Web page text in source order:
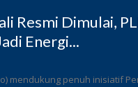
Resmi Dimulai,
Energi...
mendukung penuh inisiatif